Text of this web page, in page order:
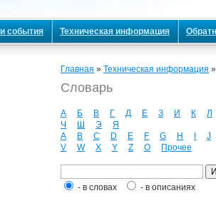
события Техническая информация
Главная » Техническая информация
Словарь
А Б В Г Д Е З И К
Л
Ч
Ш Э
Я
A
B C D E F G H
J
V
W X Y Z О Прочее
- в словах - в описаниях